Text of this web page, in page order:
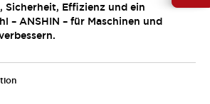
Sicherheit, Effizienz und ein
– ANSHIN – für Maschinen und